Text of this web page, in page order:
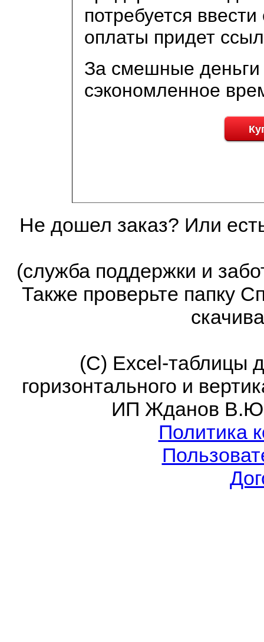
потребуется
оплаты придет
За смешные деньги
сэкономленное
Не дошел заказ? Или
(служба поддержки и
Также проверьте папку
(C) Excel-таблицы
горизонтального и
ИП Жданов
Политика